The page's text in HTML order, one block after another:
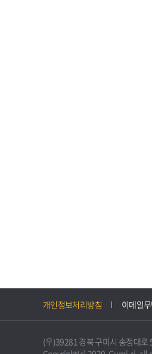
개인정보처리방침 이메일
(우)39281 경북 구미시 송정대